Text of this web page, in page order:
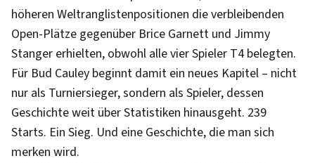
höheren Weltranglistenpositionen die verbleibenden
Open-Plätze gegenüber Brice Garnett und Jimmy
Stanger erhielten, obwohl alle vier Spieler T4 belegten.
Für Bud Cauley beginnt damit ein neues Kapitel – nicht
nur als Turniersieger, sondern als Spieler, dessen
Geschichte weit über Statistiken hinausgeht. 239
Starts. Ein Sieg. Und eine Geschichte, die man sich
merken wird.